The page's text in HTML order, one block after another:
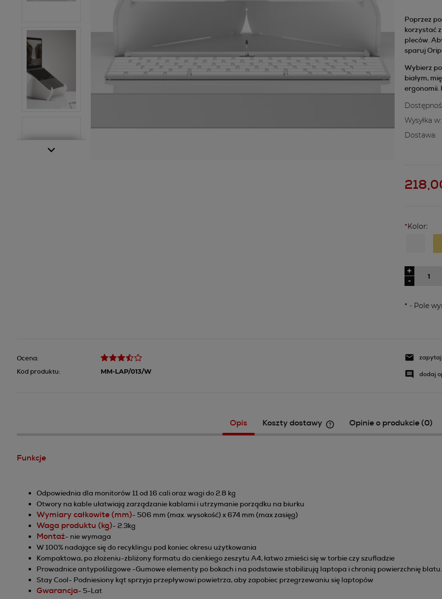
Poprzez
korzystać
pleców.
sparuj
Wybierz
białym,
ergonomii.
Wysyłka w:
Dostawa:
*Kolor:
-
+
* - Pole
Ocena:
Kod produktu:
MM-LAP/013/W dodaj
Opis Koszty dostawy Opinie o produkcie (0)
Funkcje
Odpowiednia dla monitorów 11 od 16 cali oraz wagi do 2.8 kg
Otwory na kable ułatwiają zarządzanie kablami i utrzymanie porządku na biurku
Wymiary całkowite (mm)- 506 mm (max. wysokość) x 674 mm (max zasięg)
Waga produktu (kg)- 2.3kg
Montaż- nie wymaga
W 100% nadające się do recyklingu pod koniec okresu użytkowania
Kompaktowa, po złożeniu-zbliżony formatu do cienkiego zeszytu A4, łatwo zmieści się w torbie czy szufladzie
Prowadnice antypoślizgowe -Gumowe elementy po bokach i na podstawie stabilizują laptopa i chronią powierzchnię blatu.
Stay Cool- Podniesiony kąt sprzyja przepływowi powietrza, aby zapobiec przegrzewaniu się laptopów
Gwarancja- 5-Lat